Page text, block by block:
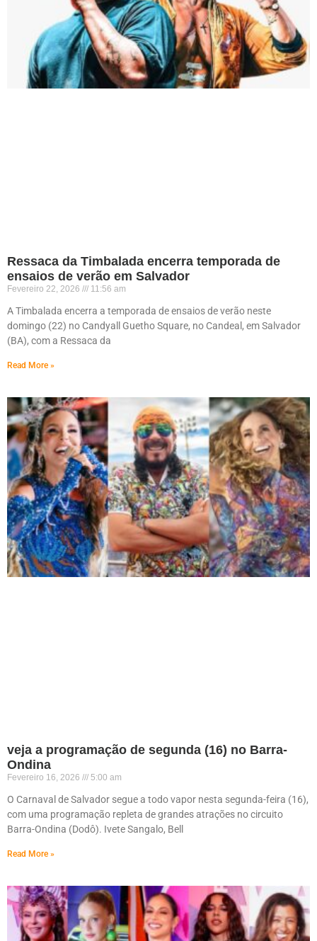
Ressaca da Timbalada encerra temporada de
ensaios de verão em Salvador
Fevereiro 22, 2026 11:56 am
A Timbalada encerra a temporada de ensaios de verão neste
domingo (22) no Candyall Guetho Square, no Candeal, em Salvador
(BA), com a Ressaca da
Read More »
veja a programação de segunda (16) no Barra-
Ondina
Fevereiro 16, 2026 5:00 am
O Carnaval de Salvador segue a todo vapor nesta segunda-feira (16),
com uma programação repleta de grandes atrações no circuito
Barra-Ondina (Dodô). Ivete Sangalo, Bell
Read More »